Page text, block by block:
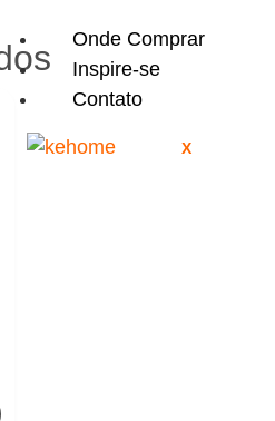
Onde Comprar
Inspire-se
Contato
X